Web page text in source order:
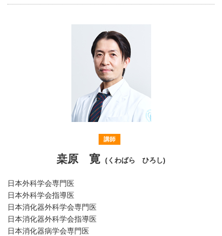
講師
桒原 寛 (くわばら ひろし)
日本外科学会専門医
日本外科学会指導医
日本消化器外科学会専門医
日本消化器外科学会指導医
日本消化器病学会専門医